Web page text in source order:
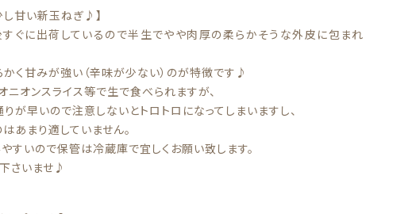
し甘い新玉ねぎ♪】
ぐに出荷しているので半生でやや肉厚の柔らかそうな外皮に包まれ
く甘みが強い（辛味が少ない）のが特徴です♪
ニオンスライス等で生で食べられますが、
が早いので注意しないとトロトロになってしまいますし、
あまり適していません。
すいので保管は冷蔵庫で宜しくお願い致します。
さいませ♪
YouTube